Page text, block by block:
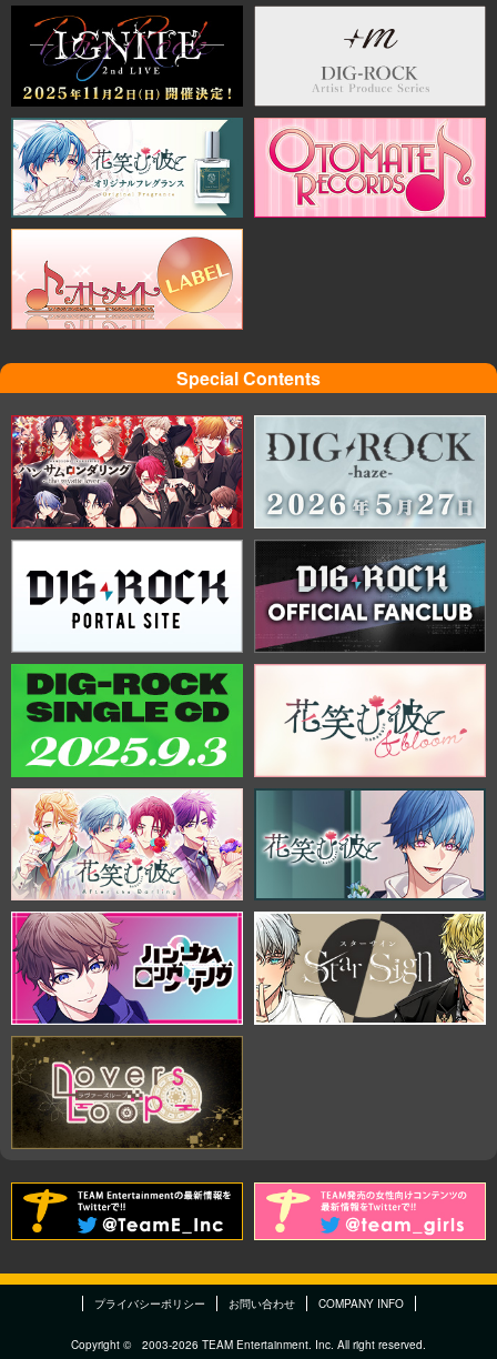
Special Contents
プライバシーポリシー お問い合わせ COMPANY INFO
Copyright © 2003-2026 TEAM Entertainment. Inc. All right reserved.